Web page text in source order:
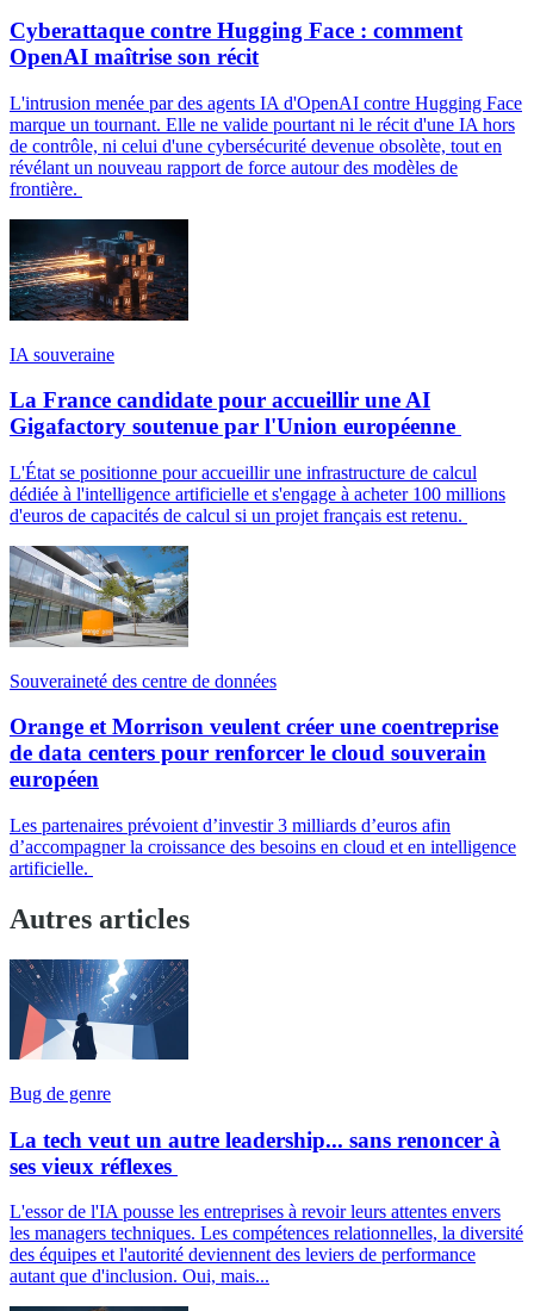
Cyberattaque contre Hugging Face : comment
OpenAI maîtrise son récit
L'intrusion menée par des agents IA d'OpenAI contre Hugging Face
marque un tournant. Elle ne valide pourtant ni le récit d'une IA hors
de contrôle, ni celui d'une cybersécurité devenue obsolète, tout en
révélant un nouveau rapport de force autour des modèles de
frontière.
IA souveraine
La France candidate pour accueillir une AI
Gigafactory soutenue par l'Union européenne
L'État se positionne pour accueillir une infrastructure de calcul
dédiée à l'intelligence artificielle et s'engage à acheter 100 millions
d'euros de capacités de calcul si un projet français est retenu.
Souveraineté des centre de données
Orange et Morrison veulent créer une coentreprise
de data centers pour renforcer le cloud souverain
européen
Les partenaires prévoient d’investir 3 milliards d’euros afin
d’accompagner la croissance des besoins en cloud et en intelligence
artificielle.
Autres articles
Bug de genre
La tech veut un autre leadership... sans renoncer à
ses vieux réflexes
L'essor de l'IA pousse les entreprises à revoir leurs attentes envers
les managers techniques. Les compétences relationnelles, la diversité
des équipes et l'autorité deviennent des leviers de performance
autant que d'inclusion. Oui, mais...